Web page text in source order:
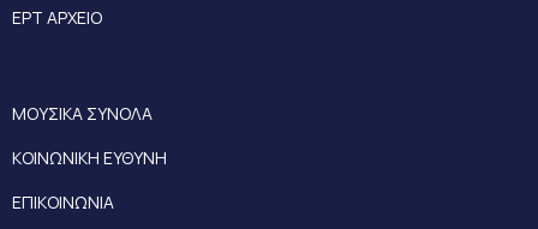
ΕΡΤ ΑΡΧΕΙΟ
ΜΟΥΣΙΚΑ ΣΥΝΟΛΑ
ΚΟΙΝΩΝΙΚΗ ΕΥΘΥΝΗ
ΕΠΙΚΟΙΝΩΝΙΑ